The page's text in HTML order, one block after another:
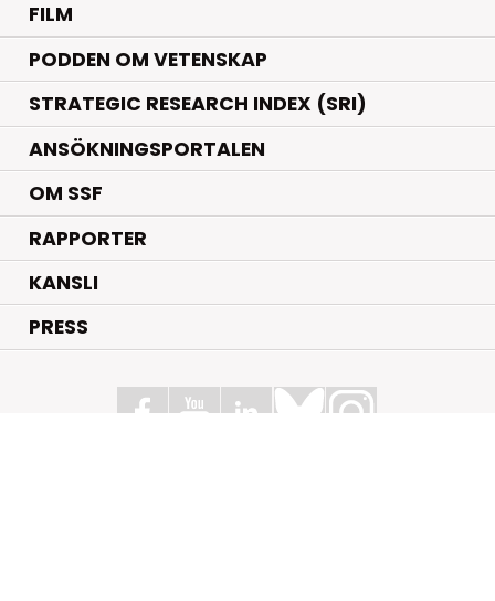
FILM
PODDEN OM VETENSKAP
STRATEGIC RESEARCH INDEX (SRI)
ANSÖKNINGSPORTALEN
OM SSF
RAPPORTER
KANSLI
PRESS